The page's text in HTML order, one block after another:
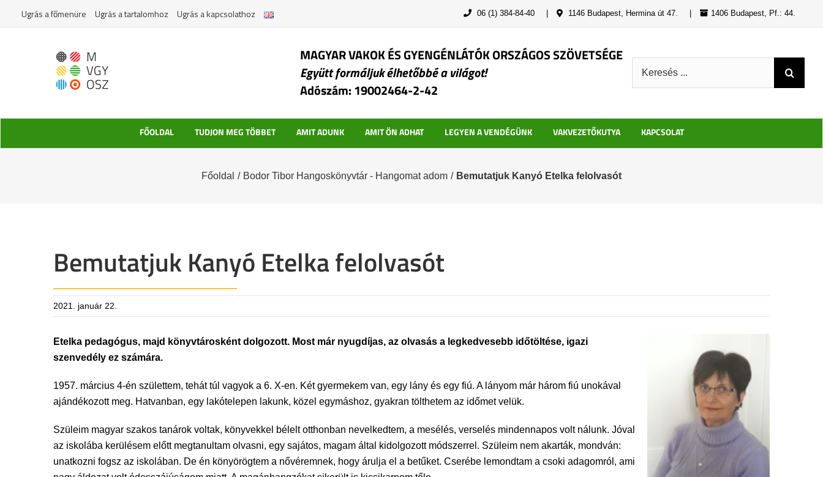
Ugrás a főmenüre Ugrás a tartalomhoz Ugrás a kapcsolathoz 06 (1) 384-84-40 1146 Budapest, Hermina út 47. 1406 Budapest, Pf.: 44.
MAGYAR VAKOK ÉS GYENGÉNLÁTÓK ORSZÁGOS SZÖVETSÉGE
Együtt formáljuk élhetőbbé a világot!
Adószám: 19002464-2-42
FŐOLDAL TUDJON MEG TÖBBET AMIT ADUNK AMIT ÖN ADHAT LEGYEN A VENDÉGÜNK VAKVEZETŐKUTYA KAPCSOLAT
Főoldal / Bodor Tibor Hangoskönyvtár - Hangomat adom / Bemutatjuk Kanyó Etelka felolvasót
Bemutatjuk Kanyó Etelka felolvasót
2021. január 22.
Etelka pedagógus, majd könyvtárosként dolgozott. Most már nyugdíjas, az olvasás a legkedvesebb időtöltése, igazi
szenvedély ez számára.
1957. március 4-én születtem, tehát túl vagyok a 6. X-en. Két gyermekem van, egy lány és egy fiú. A lányom már három fiú unokával
ajándékozott meg. Hatvanban, egy lakótelepen lakunk, közel egymáshoz, gyakran tölthetem az időmet velük.
Szüleim magyar szakos tanárok voltak, könyvekkel bélelt otthonban nevelkedtem, a mesélés, verselés mindennapos volt nálunk. Jóval
az iskolába kerülésem előtt megtanultam olvasni, egy sajátos, magam által kidolgozott módszerrel. Szüleim nem akarták, mondván:
unatkozni fogsz az iskolában. De én könyörögtem a nővéremnek, hogy árulja el a betűket. Cserébe lemondtam a csoki adagomról, ami